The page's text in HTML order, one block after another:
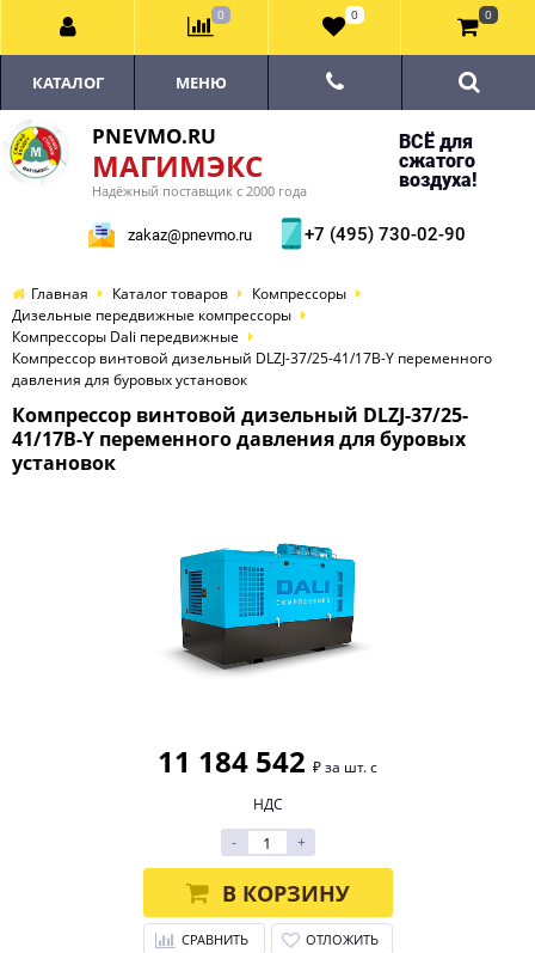
PNEVMO.RU
МАГИМЭКС
Надёжный поставщик с 2000 года
ВСЁ для
сжатого
воздуха!
zakaz@pnevmo.ru +7 (495) 730-02-90
КАТАЛОГ МЕНЮ
Главная Каталог товаров
Компрессоры
Дизельные передвижные компрессоры
Компрессоры Dali передвижные
Компрессор винтовой дизельный DLZJ-37/25-41/17B-Y переменного
давления для буровых установок
Компрессор винтовой дизельный DLZJ-37/25-
41/17B-Y переменного давления для буровых
установок
11 184 542 ₽ за шт. с
НДС
-
+
В КОРЗИНУ
СРАВНИТЬ ОТЛОЖИТЬ
0 0 0